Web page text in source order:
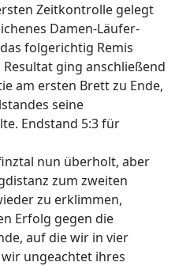
Zeitkontrolle gelegt
Damen-Läufer-
folgerichtig Remis
ging anschließend
am ersten Brett zu Ende,
seine
Endstand 5:3 für
nun überholt, aber
zum zweiten
zu erklimmen,
Erfolg gegen die
auf die wir in vier
ungeachtet ihres